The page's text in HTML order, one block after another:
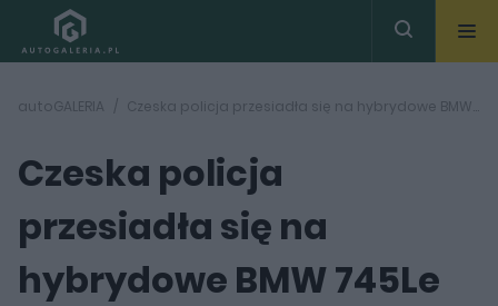
autoGALERIA Czeska policja przesiadła się na hybrydowe BMW 745Le
Czeska policja
przesiadła się na
hybrydowe BMW 745Le